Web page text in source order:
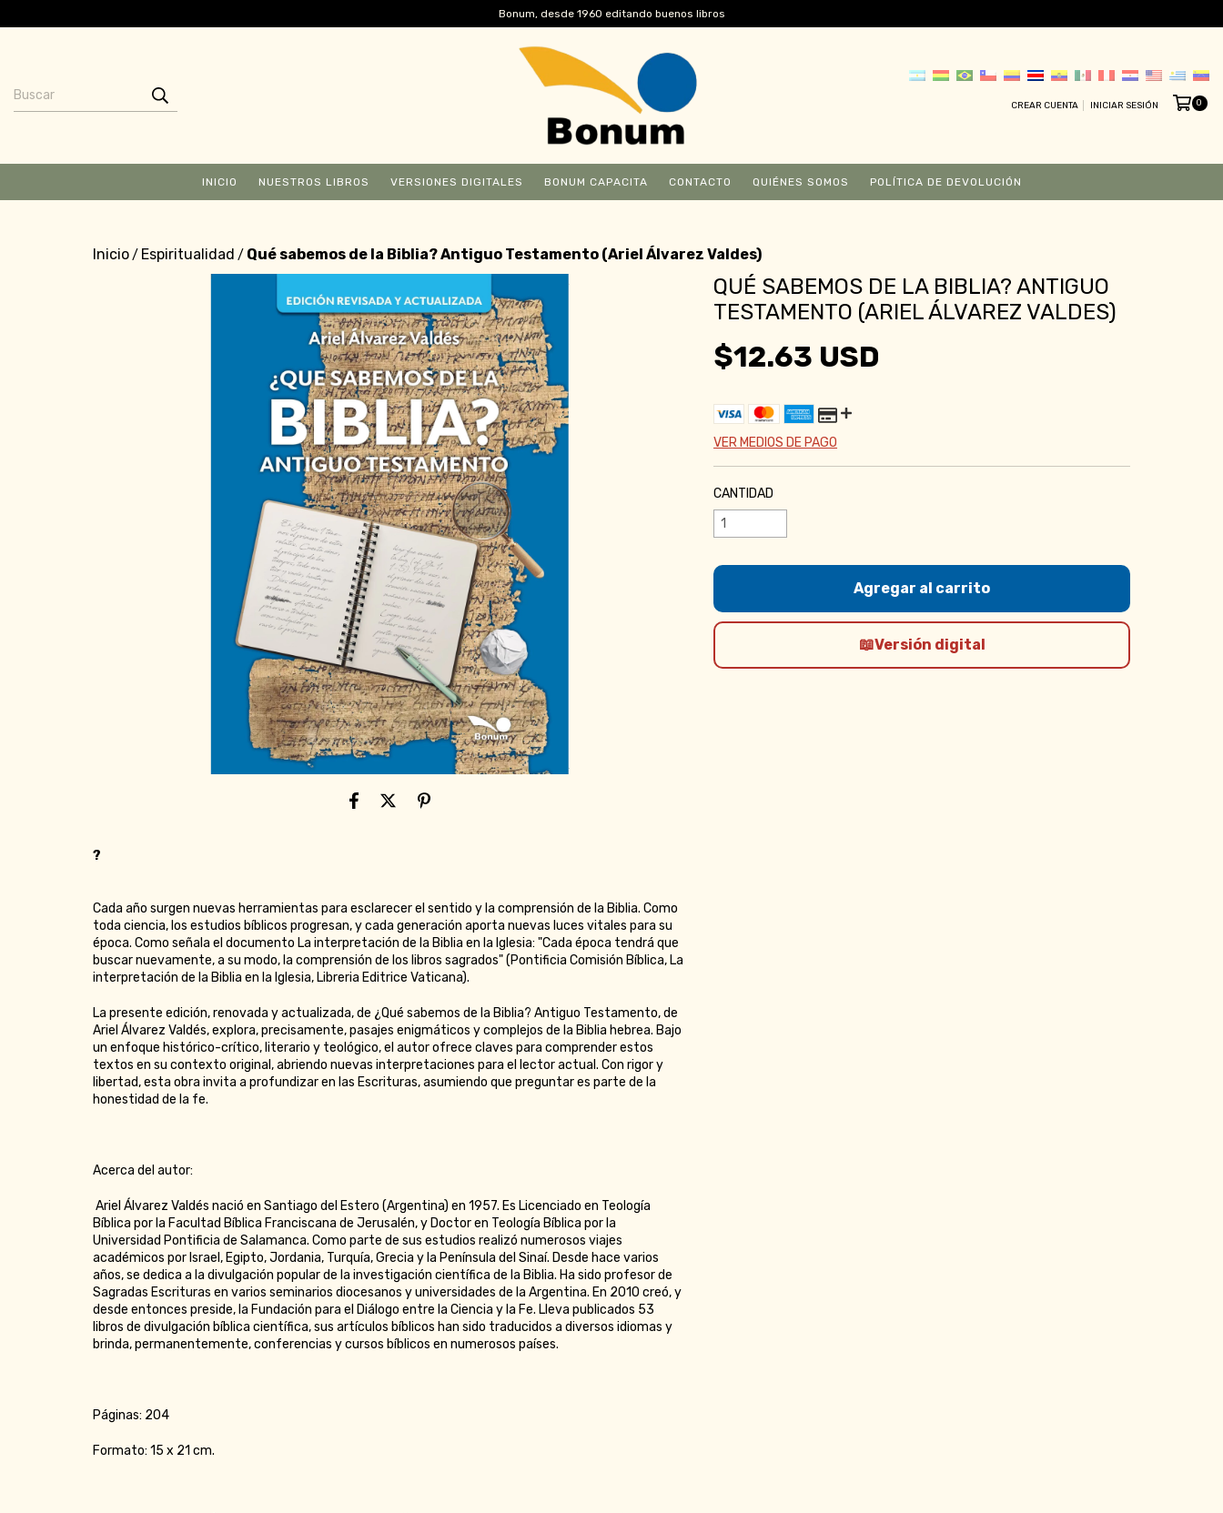
Bonum, desde 1960 editando buenos libros
CREAR CUENTA INICIAR SESIÓN 0
INICIO NUESTROS LIBROS VERSIONES DIGITALES BONUM CAPACITA CONTACTO QUIÉNES SOMOS POLÍTICA DE DEVOLUCIÓN
Inicio/ Espiritualidad / Qué sabemos de la Biblia? Antiguo Testamento (Ariel Álvarez Valdes)
?
Cada año surgen nuevas herramientas para esclarecer el sentido y la comprensión de la Biblia. Como
toda ciencia, los estudios bíblicos progresan, y cada generación aporta nuevas luces vitales para su
época. Como señala el documento La interpretación de la Biblia en la Iglesia: "Cada época tendrá que
buscar nuevamente, a su modo, la comprensión de los libros sagrados" (Pontificia Comisión Bíblica, La
interpretación de la Biblia en la Iglesia, Libreria Editrice Vaticana).
La presente edición, renovada y actualizada, de ¿Qué sabemos de la Biblia? Antiguo Testamento, de
Ariel Álvarez Valdés, explora, precisamente, pasajes enigmáticos y complejos de la Biblia hebrea. Bajo
un enfoque histórico-crítico, literario y teológico, el autor ofrece claves para comprender estos
textos en su contexto original, abriendo nuevas interpretaciones para el lector actual. Con rigor y
libertad, esta obra invita a profundizar en las Escrituras, asumiendo que preguntar es parte de la
honestidad de la fe.
Acerca del autor:
Ariel Álvarez Valdés nació en Santiago del Estero (Argentina) en 1957. Es Licenciado en Teología
Bíblica por la Facultad Bíblica Franciscana de Jerusalén, y Doctor en Teología Bíblica por la
Universidad Pontificia de Salamanca. Como parte de sus estudios realizó numerosos viajes
académicos por Israel, Egipto, Jordania, Turquía, Grecia y la Península del Sinaí. Desde hace varios
años, se dedica a la divulgación popular de la investigación científica de la Biblia. Ha sido profesor de
Sagradas Escrituras en varios seminarios diocesanos y universidades de la Argentina. En 2010 creó, y
desde entonces preside, la Fundación para el Diálogo entre la Ciencia y la Fe. Lleva publicados 53
libros de divulgación bíblica científica, sus artículos bíblicos han sido traducidos a diversos idiomas y
brinda, permanentemente, conferencias y cursos bíblicos en numerosos países.
Páginas: 204
Formato: 15 x 21 cm.
QUÉ SABEMOS DE LA BIBLIA? ANTIGUO
TESTAMENTO (ARIEL ÁLVAREZ VALDES)
$12.63 USD
VER MEDIOS DE PAGO
CANTIDAD
Versión digital